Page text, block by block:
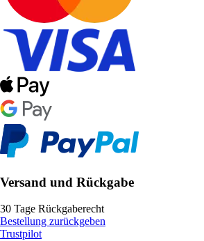
Versand und Rückgabe
30 Tage Rückgaberecht
Bestellung zurückgeben
Trustpilot